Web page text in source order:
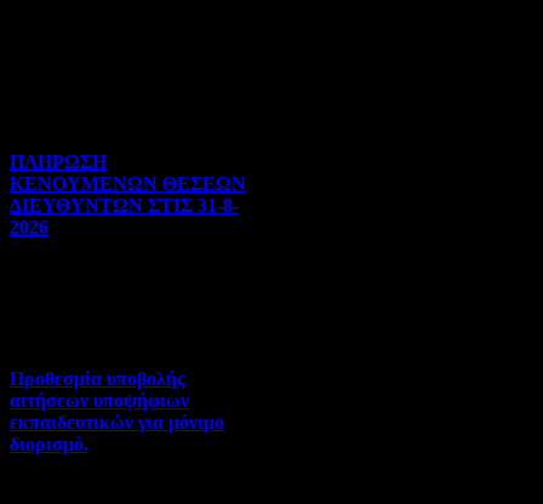
ΠΛΗΡΩΣΗ
ΚΕΝΟΥΜΕΝΩΝ ΘΕΣΕΩΝ
ΔΙΕΥΘΥΝΤΩΝ ΣΤΙΣ 31-8-
2026
Προθεσμία υποβολής
αιτήσεων υποψήφιων
εκπαιδευτικών για μόνιμο
διορισμό.